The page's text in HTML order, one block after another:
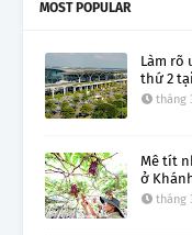
MOST POPULAR
Làm rõ
thứ 2
tháng
Mê tít
ở
tháng